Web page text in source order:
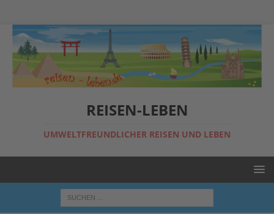
REISEN-LEBEN
UMWELTFREUNDLICHER REISEN UND LEBEN